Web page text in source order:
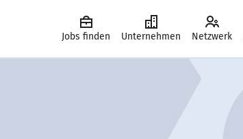
Jobs finden Unternehmen Netzwerk